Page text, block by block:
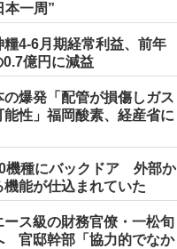
本一周”
4-6月期経常利益、前年
0.7億円に減益
爆発「配管が損傷しガス
性」福岡酸素、経産省に
機種にバックドア 外部か
機能が仕込まれていた
ース級の財務官僚・一松旬
官邸幹部「協力的でなか